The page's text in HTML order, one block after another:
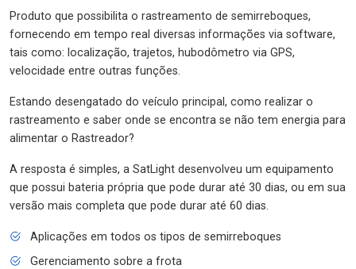
Produto que possibilita o rastreamento de semirreboques,
fornecendo em tempo real diversas informações via software,
tais como: localização, trajetos, hubodômetro via GPS,
velocidade entre outras funções.
Estando desengatado do veículo principal, como realizar o
rastreamento e saber onde se encontra se não tem energia para
alimentar o Rastreador?
A resposta é simples, a SatLight desenvolveu um equipamento
que possui bateria própria que pode durar até 30 dias, ou em sua
versão mais completa que pode durar até 60 dias.
Aplicações em todos os tipos de semirreboques
Gerenciamento sobre a frota